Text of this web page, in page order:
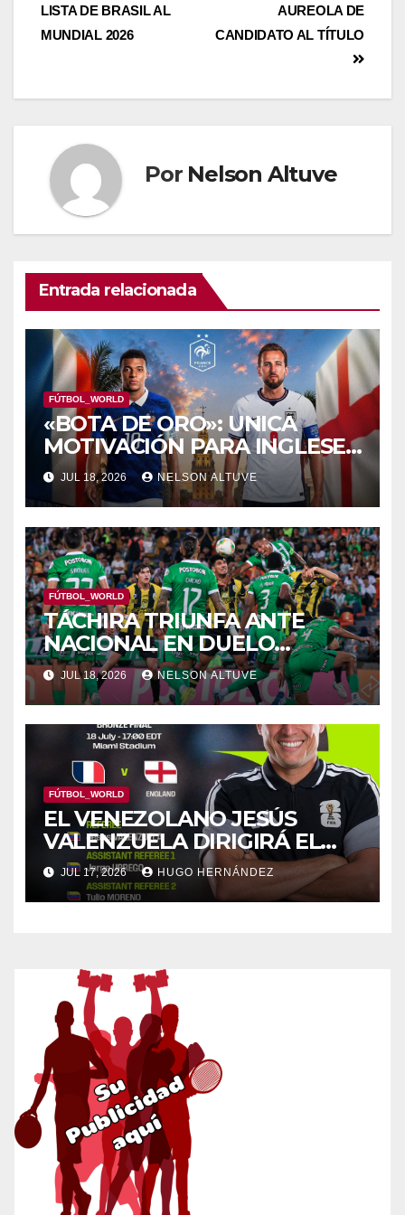
AUREOLA DE
CANDIDATO AL TÍTULO
LISTA DE BRASIL AL
MUNDIAL 2026
Por Nelson Altuve
Entrada relacionada
FÚTBOL_WORLD
«BOTA DE ORO»: UNICA
MOTIVACIÓN PARA INGLESES
Y FRANCESES
JUL 18, 2026 NELSON ALTUVE
FÚTBOL_WORLD
TÁCHIRA TRIUNFA ANTE
NACIONAL EN DUELO
BENÉFICO
JUL 18, 2026 NELSON ALTUVE
FÚTBOL_WORLD
EL VENEZOLANO JESÚS
VALENZUELA DIRIGIRÁ EL
FRANCIA – INGLATERRA
JUL 17, 2026 HUGO HERNÁNDEZ